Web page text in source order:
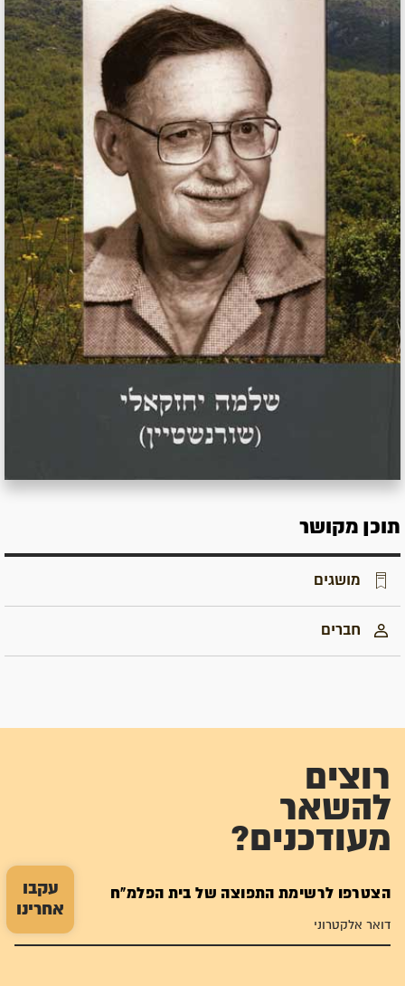
עקבו
אחרינו
תוכן מקושר
מושגים
חברים
רוצים
להשאר
מעודכנים?
הצטרפו לרשימת התפוצה של בית הפלמ"ח